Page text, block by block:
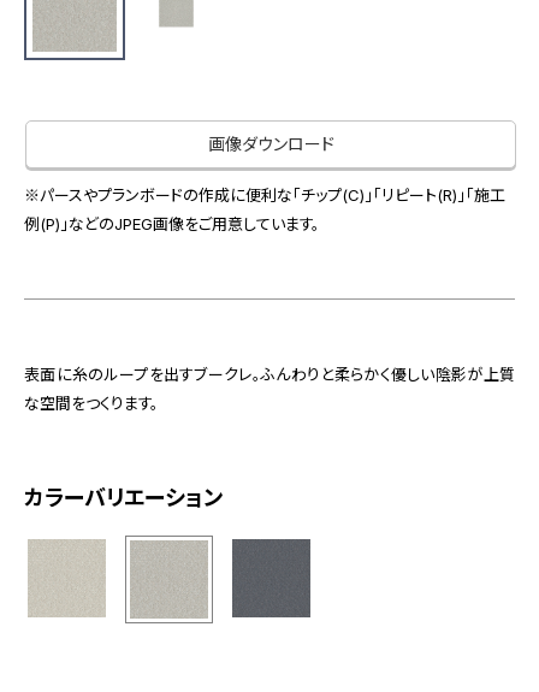
仙台ショールーム
札幌ショールーム
お手入れ便利帳
お役立ち資料
サンプル・カタログ請求／お問い合わせ（ビジネスのお客様）
非住宅案件に関するお問い合わせ
スペースソリューション事業
オフィスソリューション事業
会社情報
画像ダウンロード
※パースやプランボードの作成に便利な「チップ(C)」「リピート(R)」「施工
例(P)」などのJPEG画像をご用意しています。
表面に糸のループを出すブークレ。ふんわりと柔らかく優しい陰影が上質
な空間をつくります。
カラーバリエーション